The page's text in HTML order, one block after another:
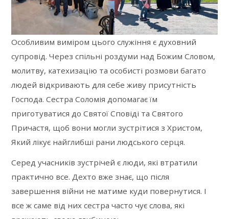
Особливим виміром цього служіння є духовний
супровід. Через спільні роздуми над Божим Словом,
молитву, катехизацію та особисті розмови багато
людей відкривають для себе живу присутність
Господа. Сестра Соломія допомагає їм
приготуватися до Святої Сповіді та Святого
Причастя, щоб вони могли зустрітися з Христом,
Який лікує найглибші рани людського серця.
Серед учасників зустрічей є люди, які втратили
практично все. Дехто вже знає, що після
завершення війни не матиме куди повернутися. І
все ж саме від них сестра часто чує слова, які